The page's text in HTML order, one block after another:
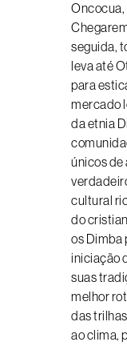
Oncocua,
seguida,
leva até
para
mercado
da etnia
únicos de
cultural
do
os Dimba
iniciação
suas
melhor
das
ao clima,